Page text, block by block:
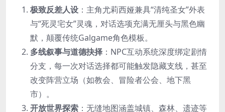
极致反差人设 ：主角尤莉西娅兼具“清纯圣女”外表
与“死灵宅女”灵魂，对话选项充满无厘头与黑色幽
默，颠覆传统Galgame角色模板。
多线叙事与道德抉择 ：NPC互动系统深度绑定剧情
分支，每一次对话选择都可能触发隐藏支线，甚至
改变阵营立场（如教会、冒险者公会、地下黑
市）。
开放世界探索 ：无缝地图涵盖城镇、森林、遗迹等